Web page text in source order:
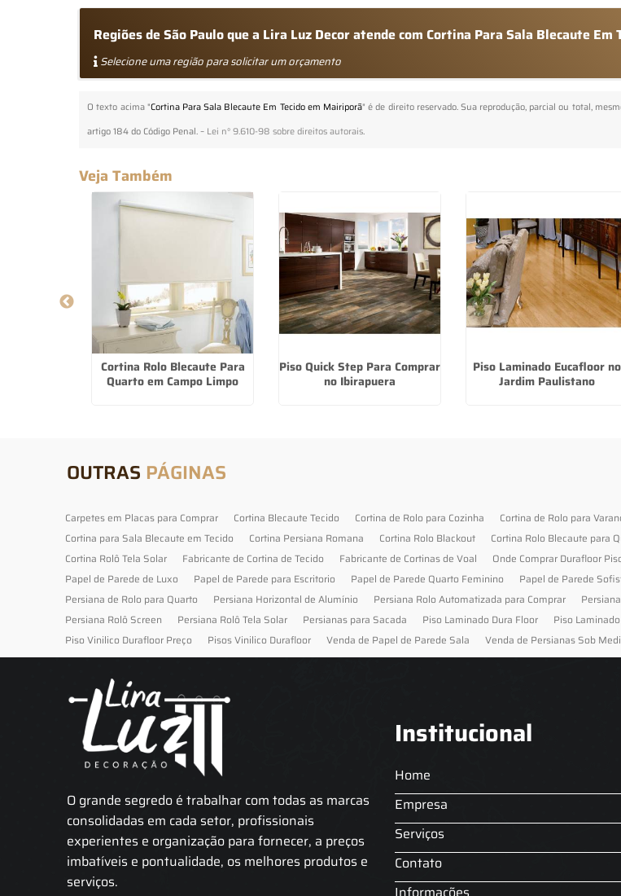
Regiões de São Paulo que a Lira Luz Decor atende com Cortina Para Sala Blecaute Em
Selecione uma região para solicitar um orçamento
O texto acima "Cortina Para Sala Blecaute Em Tecido em Mairiporã" é de direito reservado. Sua reprodução, parcial ou total,
artigo 184 do Código Penal. – Lei n° 9.610-98 sobre direitos autorais.
Veja Também
Cortina Rolo Blecaute Para
Quarto em Campo Limpo
Piso Quick Step Para Comprar
no Ibirapuera
Piso Laminado Eucafloor no
Jardim Paulistano
OUTRAS PÁGINAS
Carpetes em Placas para Comprar Cortina Blecaute Tecido Cortina de Rolo para Cozinha Cortina de Rolo para
Cortina para Sala Blecaute em Tecido
Cortina Persiana Romana Cortina Rolo Blackout Cortina Rolo Blecaute para
Cortina Rolô Tela Solar
Fabricante de Cortina de Tecido Fabricante de Cortinas de Voal Onde Comprar Durafloor
Papel de Parede de Luxo
Papel de Parede para Escritorio Papel de Parede Quarto Feminino Papel de Parede
Persiana de Rolo para Quarto
Persiana Horizontal de Alumínio Persiana Rolo Automatizada para Comprar
Persiana Rolô Screen
Persiana Rolô Tela Solar Persianas para Sacada Piso Laminado Dura Floor Piso
Piso Vinilico Durafloor Preço
Pisos Vinilico Durafloor Venda de Papel de Parede Sala Venda de Persianas Sob
O grande segredo é trabalhar com todas as marcas
consolidadas em cada setor, profissionais
experientes e organização para fornecer, a preços
imbatíveis e pontualidade, os melhores produtos e
serviços.
Institucional
Home
Empresa
Serviços
Contato